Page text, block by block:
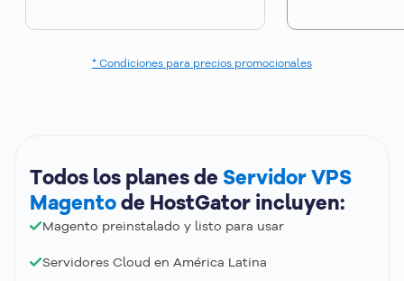
* Condiciones para precios promocionales
Todos los planes de Servidor VPS
Magentode HostGator incluyen:
Magento preinstalado y listo para usar
Servidores Cloud en América Latina